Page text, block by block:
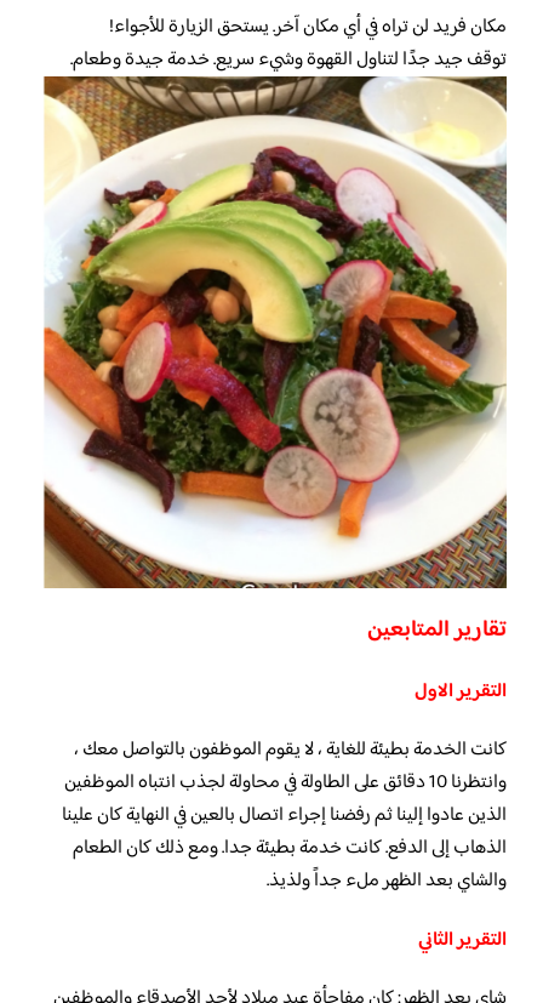
مكان فريد لن تراه في أي مكان آخر. يستحق الزيارة للأجواء!
توقف جيد جدًا لتناول القهوة وشيء سريع. خدمة جيدة وطعام.
تقارير المتابعين
التقرير الاول
كانت الخدمة بطيئة للغاية ، لا يقوم الموظفون بالتواصل معك ،
وانتظرنا 10 دقائق على الطاولة في محاولة لجذب انتباه الموظفين
الذين عادوا إلينا ثم رفضنا إجراء اتصال بالعين في النهاية كان علينا
الذهاب إلى الدفع. كانت خدمة بطيئة جدا. ومع ذلك كان الطعام
والشاي بعد الظهر ملء جداً ولذيذ.
التقرير الثاني